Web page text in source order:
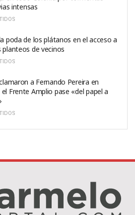
intensas
poda de los plátanos en el acceso a
de vecinos
a Fernando Pereira en
Frente Amplio pase «del papel a